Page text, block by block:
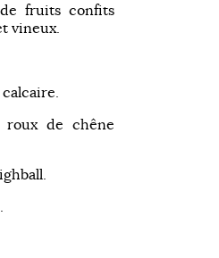
fruits confits
vineux.
de chêne